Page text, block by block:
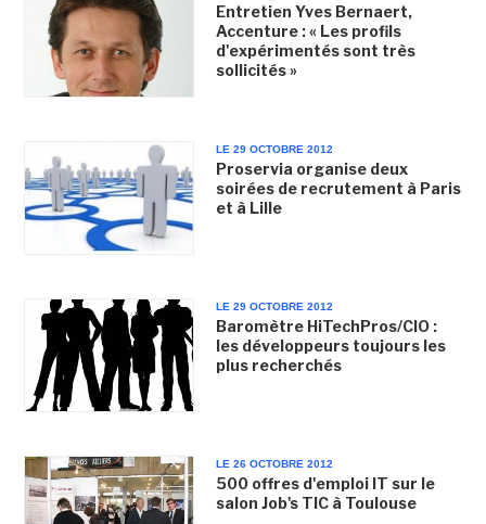
Entretien Yves Bernaert,
Accenture : « Les profils
d'expérimentés sont très
sollicités »
LE 29 OCTOBRE 2012
Proservia organise deux
soirées de recrutement à Paris
et à Lille
LE 29 OCTOBRE 2012
Baromètre HiTechPros/CIO :
les développeurs toujours les
plus recherchés
LE 26 OCTOBRE 2012
500 offres d'emploi IT sur le
salon Job's TIC à Toulouse